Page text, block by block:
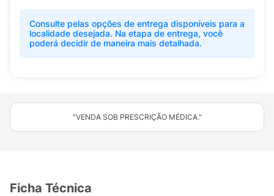
Consulte pelas opções de entrega disponíveis para a
localidade desejada. Na etapa de entrega, você
poderá decidir de maneira mais detalhada.
"VENDA SOB PRESCRIÇÃO MÉDICA."
Ficha Técnica